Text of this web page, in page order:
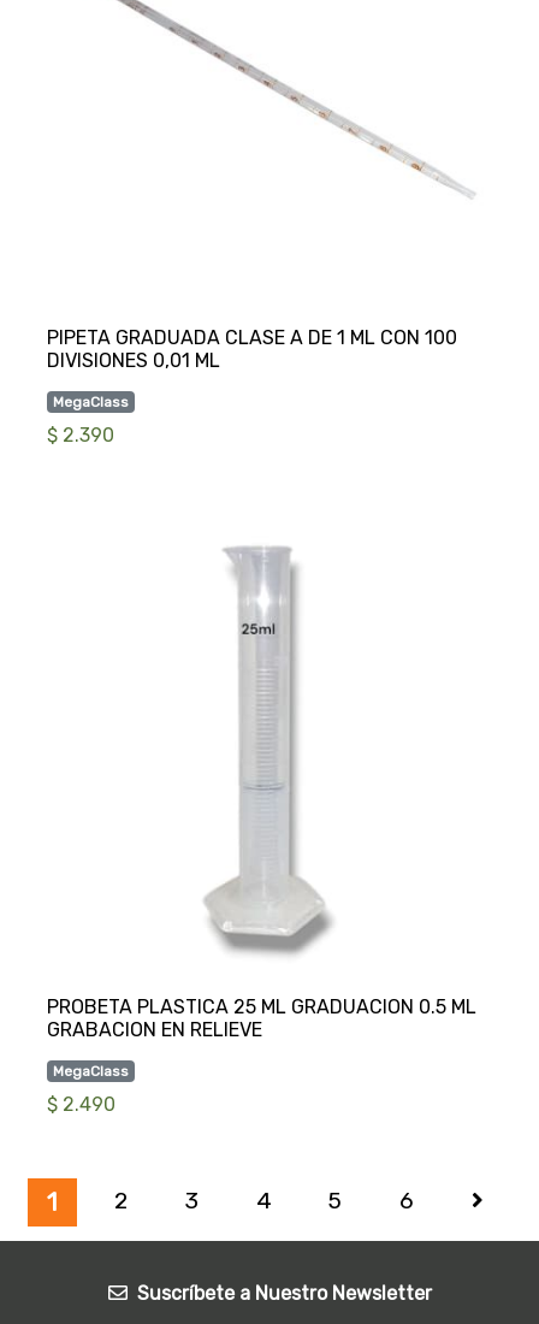
PIPETA GRADUADA CLASE A DE 1 ML CON 100
MegaClass
$ 2.390
PROBETA PLASTICA 25 ML GRADUACION 0.5 ML
MegaClass
$ 2.490
1 2 3 4 5 6
Suscríbete a Nuestro Newsletter